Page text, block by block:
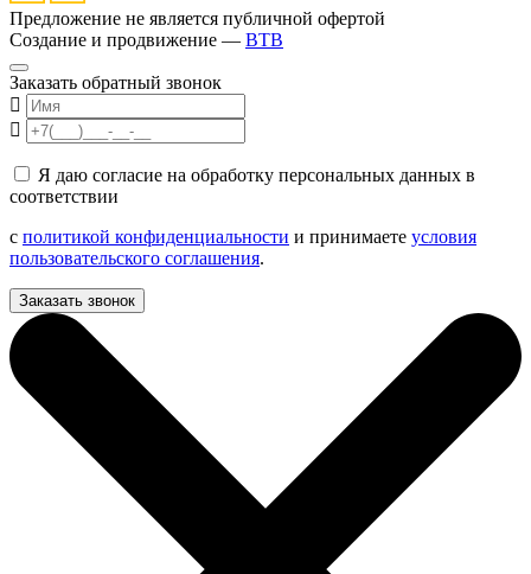
Предложение не является публичной офертой
Создание и продвижение — BTB
Заказать обратный звонок
Я даю согласие на обработку персональных данных в
соответствии
с политикой конфиденциальности и принимаете условия
пользовательского соглашения.
Заказать звонок